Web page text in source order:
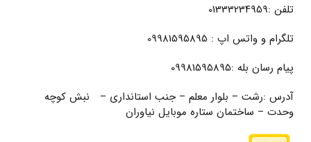
تلفن :01333234959
تلگرام و واتس اپ : 09981595895
پیام رسان بله :09981595895
آدرس :رشت – بلوار معلم – جنب استانداری – نبش کوچه
وحدت – ساختمان ستاره موبایل نیاوران